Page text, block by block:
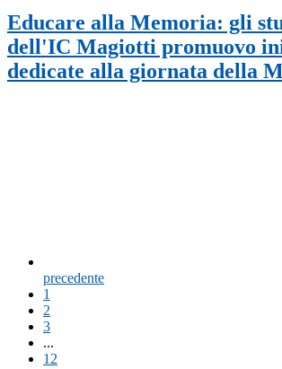
Educare alla Memoria: gli
dell'IC Magiotti promuovo
dedicate alla giornata della
precedente
1
2
3
...
12